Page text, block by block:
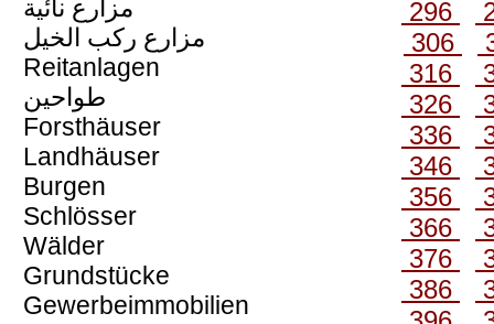
مزارع نائية
مزارع ركب الخيل
Reitanlagen
طواحين
Forsthäuser
Landhäuser
Burgen
Schlösser
Wälder
Grundstücke
Gewerbeimmobilien
296
306
316
326
336
346
356
366
376
386